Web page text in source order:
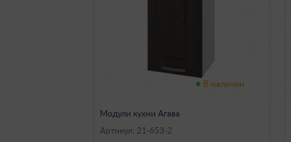
В наличии
Модули кухни Агава
Артикул: 21-653-2